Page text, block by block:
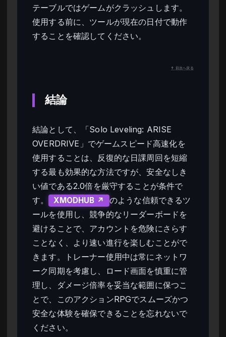
テーブルではゲームがクラッシュします。
使用する前に、ツールが現在の日付で動作
することを確認してください。
↑ 目次へ戻る
結論
結論として、「Solo Leveling: ARISE
OVERDRIVE」でゲームスピード高速化を
使用することは、反復的な日課周回を短縮
する最も効果的な方法ですが、安全なしき
い値である2.0倍を厳守することが条件で
す。
XMODHUB ↗
のような信頼できるツ
ールを使用し、競争的なリーダーボードを
避けることで、アカウントを危険にさらす
ことなく、より速い進行を楽しむことがで
きます。トレーナー使用中は常にネットワ
ーク同期を考慮し、ロード画面を慎重に管
理し、ダメージ倍率を妥当な範囲に保つこ
とで、このアクションRPGでスムーズかつ
安全な体験を確保できることを忘れないで
ください。